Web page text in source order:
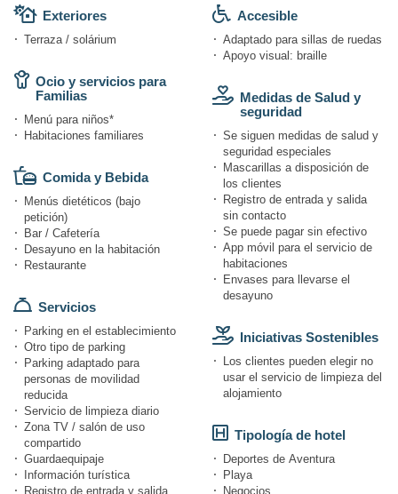
Exteriores
Terraza / solárium
Ocio y servicios para
Familias
Menú para niños*
Habitaciones familiares
Comida y Bebida
Menús dietéticos (bajo
petición)
Bar / Cafetería
Desayuno en la habitación
Restaurante
Servicios
Parking en el establecimiento
Otro tipo de parking
Parking adaptado para
personas de movilidad
reducida
Servicio de limpieza diario
Zona TV / salón de uso
compartido
Guardaequipaje
Información turística
Registro de entrada y salida
Accesible
Adaptado para sillas de ruedas
Apoyo visual: braille
Medidas de Salud y
seguridad
Se siguen medidas de salud y
seguridad especiales
Mascarillas a disposición de
los clientes
Registro de entrada y salida
sin contacto
Se puede pagar sin efectivo
App móvil para el servicio de
habitaciones
Envases para llevarse el
desayuno
Iniciativas Sostenibles
Los clientes pueden elegir no
usar el servicio de limpieza del
alojamiento
Tipología de hotel
Deportes de Aventura
Playa
Negocios